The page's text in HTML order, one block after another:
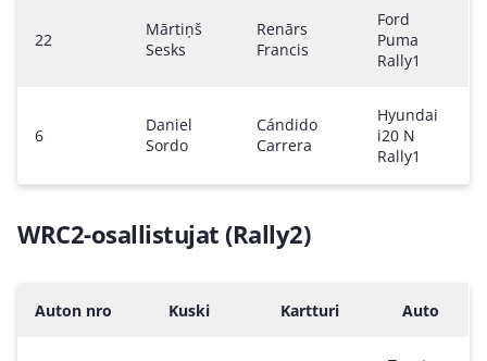
22
Mārtiņš
Sesks
Renārs
Francis
Ford
Puma
Rally1
6
Daniel
Sordo
Cándido
Carrera
Hyundai
i20 N
Rally1
WRC2-osallistujat (Rally2)
Auton nro Kuski Kartturi Auto